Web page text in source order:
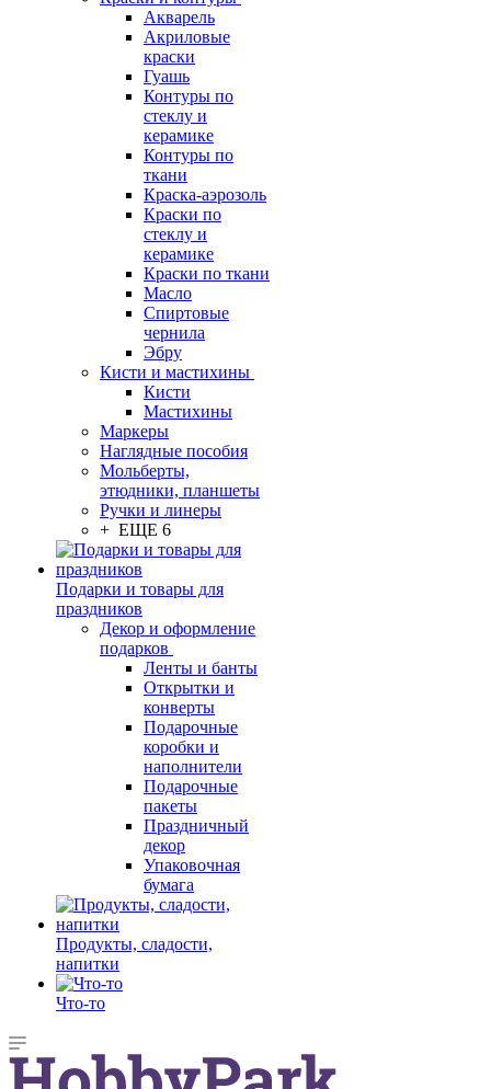
Акварель
Акриловые
краски
Гуашь
Контуры по
стеклу и
керамике
Контуры по
ткани
Краска-аэрозоль
Краски по
стеклу и
керамике
Краски по ткани
Масло
Спиртовые
чернила
Эбру
Кисти и мастихины
Кисти
Мастихины
Маркеры
Наглядные пособия
Мольберты,
этюдники, планшеты
Ручки и линеры
+ ЕЩЕ 6
Подарки и товары для
праздников
Декор и оформление
подарков
Ленты и банты
Открытки и
конверты
Подарочные
коробки и
наполнители
Подарочные
пакеты
Праздничный
декор
Упаковочная
бумага
Продукты, сладости,
напитки
Что-то